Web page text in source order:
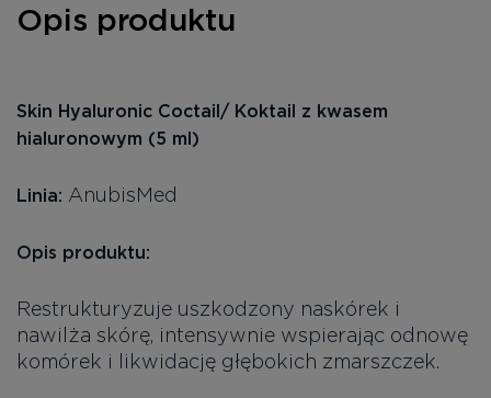
Opis produktu
Skin Hyaluronic Coctail/ Koktail z kwasem
hialuronowym (5 ml)
Linia: AnubisMed
Opis produktu:
Restrukturyzuje uszkodzony naskórek i
nawilża skórę, intensywnie wspierając odnowę
komórek i likwidację głębokich zmarszczek.